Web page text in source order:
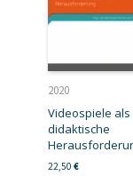
2020
Videospiele als
didaktische
22,50 €